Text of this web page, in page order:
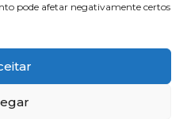
pode afetar negativamente certos